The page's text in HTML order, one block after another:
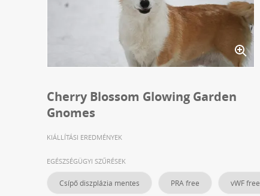
Cherry Blossom Glowing Garden
Gnomes
KIÁLLÍTÁSI EREDMÉNYEK
EGÉSZSÉGÜGYI SZŰRÉSEK
Csípő diszplázia mentes PRA free vWF free